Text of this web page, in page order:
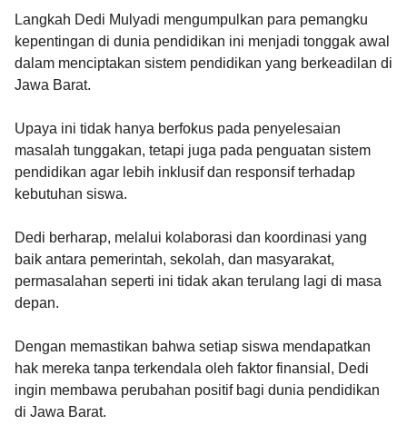
Langkah Dedi Mulyadi mengumpulkan para pemangku
kepentingan di dunia pendidikan ini menjadi tonggak awal
dalam menciptakan sistem pendidikan yang berkeadilan di
Jawa Barat.
Upaya ini tidak hanya berfokus pada penyelesaian
masalah tunggakan, tetapi juga pada penguatan sistem
pendidikan agar lebih inklusif dan responsif terhadap
kebutuhan siswa.
Dedi berharap, melalui kolaborasi dan koordinasi yang
baik antara pemerintah, sekolah, dan masyarakat,
permasalahan seperti ini tidak akan terulang lagi di masa
depan.
Dengan memastikan bahwa setiap siswa mendapatkan
hak mereka tanpa terkendala oleh faktor finansial, Dedi
ingin membawa perubahan positif bagi dunia pendidikan
di Jawa Barat.